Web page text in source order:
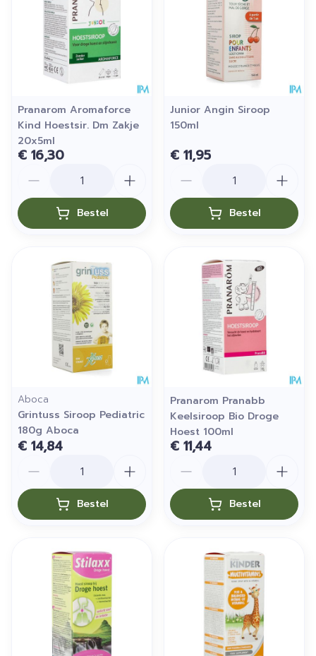
Pranarom Aromaforce
Kind Hoestsir. Dm Zakje
20x5ml
€ 16,30
Bestel
Junior Angin Siroop
150ml
€ 11,95
Bestel
Aboca
Grintuss Siroop Pediatric
180g Aboca
€ 14,84
Bestel
Pranarom Pranabb
Keelsiroop Bio Droge
Hoest 100ml
€ 11,44
Bestel